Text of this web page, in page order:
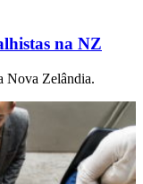
na NZ
Nova Zelândia.